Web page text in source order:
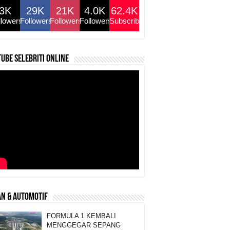
29K
Followers
21K
Followers
4.0K
Followers
62.4K
Subscribers
selebriti online
& AUTOMOTIF
FORMULA 1 KEMBALI
MENGGEGAR SEPANG